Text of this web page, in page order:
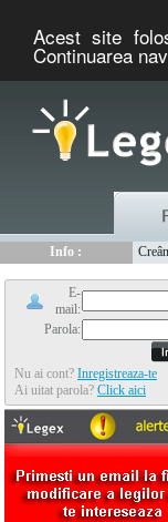
Acest site
Continuarea
Info :
E-
mail:
Parola:
Nu ai cont? Inregistreaza-te
Ai uitat parola? Click aici